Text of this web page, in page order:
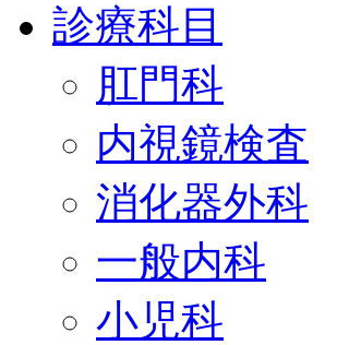
診療科目
肛門科
内視鏡検査
消化器外科
一般内科
小児科